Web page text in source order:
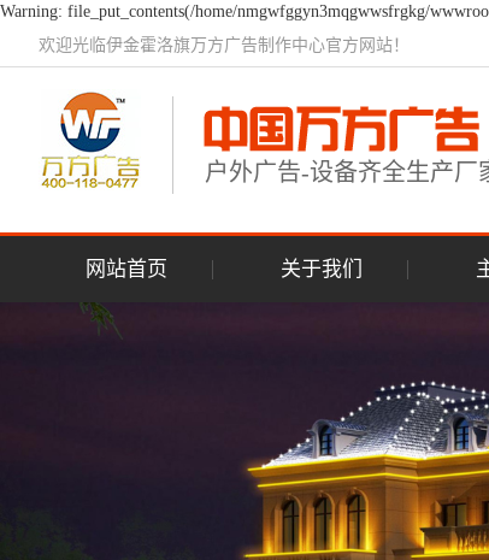
Warning: file_put_contents(/home/nmgwfggyn3mqgwwsfrgkg/
欢迎光临伊金霍洛旗万方广告制作中心官方网站！
户外广告-设备齐全生产厂
网站首页 关于我们